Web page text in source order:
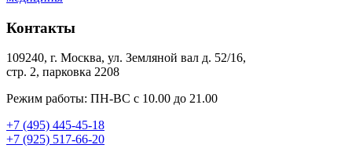
Контакты
109240, г. Москва, ул. Земляной вал д. 52/16,
стр. 2, парковка 2208
Режим работы: ПН-ВС с 10.00 до 21.00
+7 (495) 445-45-18
+7 (925) 517-66-20